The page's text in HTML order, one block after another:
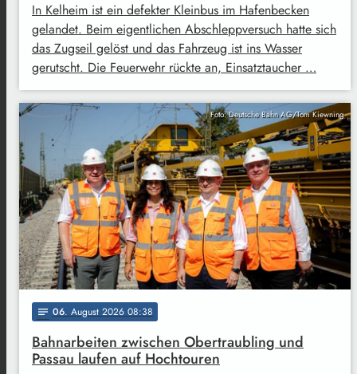
In Kelheim ist ein defekter Kleinbus im Hafenbecken
gelandet. Beim eigentlichen Abschleppversuch hatte sich
das Zugseil gelöst und das Fahrzeug ist ins Wasser
gerutscht. Die Feuerwehr rückte an, Einsatztaucher …
Foto: Deutsche Bahn AG/Tom Kiewning
notes 06. August 2026 08:38
Bahnarbeiten zwischen Obertraubling und
Passau laufen auf Hochtouren